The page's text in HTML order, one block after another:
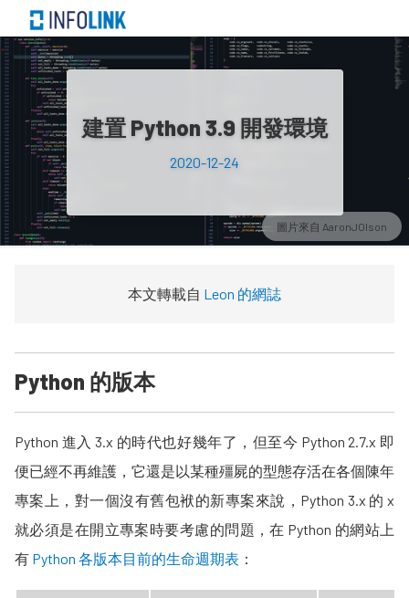
圖片來自 AaronJOlson
建置 Python 3.9 開發環境
2020-12-24
本文轉載自 Leon 的網誌
Python 的版本
Python 進入 3.x 的時代也好幾年了，但至今 Python 2.7.x 即
便已經不再維護，它還是以某種殭屍的型態存活在各個陳年
專案上，對一個沒有舊包袱的新專案來說，Python 3.x 的 x
就必須是在開立專案時要考慮的問題，在 Python 的網站上
有 Python 各版本目前的生命週期表 ：